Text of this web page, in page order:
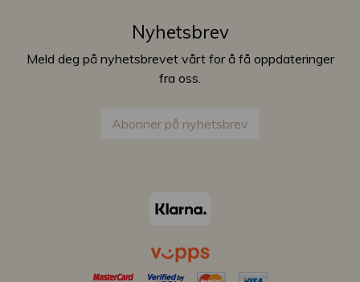
Nyhetsbrev
Meld deg på nyhetsbrevet vårt for å få oppdateringer
fra oss.
Abonner på nyhetsbrev